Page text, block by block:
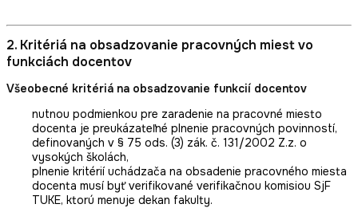
2. Kritériá na obsadzovanie pracovných miest vo
funkciách docentov
Všeobecné kritériá na obsadzovanie funkcií docentov
nutnou podmienkou pre zaradenie na pracovné miesto
docenta je preukázateľné plnenie pracovných povinností,
definovaných v § 75 ods. (3) zák. č. 131/2002 Z.z. o
vysokých školách,
plnenie kritérií uchádzača na obsadenie pracovného miesta
docenta musí byť verifikované verifikačnou komisiou SjF
TUKE, ktorú menuje dekan fakulty.